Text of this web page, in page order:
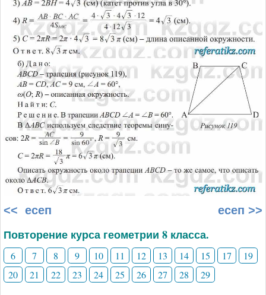
<< есеп есеп >>
Повторение курса геометрии 8 класса.
6 7 8 9 10 11 12 13 14 15 17
19
20
21 22 23 24 25 26 27 28 29